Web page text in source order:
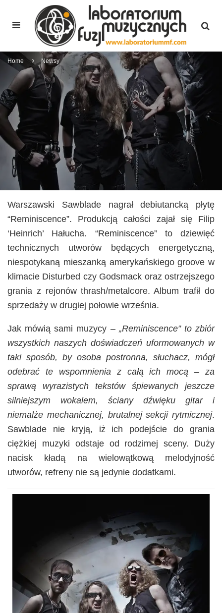
Home Newsy
Warszawski Sawblade nagrał debiutancką płytę
“Reminiscence”. Produkcją całości zajał się Filip
‘Heinrich’ Hałucha. “Reminiscence” to dziewięć
technicznych utworów będących energetyczną,
niespotykaną mieszanką amerykańskiego groove w
klimacie Disturbed czy Godsmack oraz ostrzejszego
grania z rejonów thrash/metalcore. Album trafił do
sprzedaży w drugiej połowie września.
Jak mówią sami muzycy – „Reminiscence” to zbiór
wszystkich naszych doświadczeń uformowanych w
taki sposób, by osoba postronna, słuchacz, mógł
odebrać te wspomnienia z całą ich mocą – za
sprawą wyrazistych tekstów śpiewanych jeszcze
silniejszym wokalem, ściany dźwięku gitar i
niemalże mechanicznej, brutalnej sekcji rytmicznej.
Sawblade nie kryją, iż ich podejście do grania
ciężkiej muzyki odstaje od rodzimej sceny. Duży
nacisk kładą na wielowątkową melodyjność
utworów, refreny nie są jedynie dodatkami.